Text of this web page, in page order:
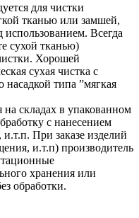
для чистки
тканью или замшей,
Всегда
сухой тканью)
Хорошей
сухая чистка с
типа ”мягкая
на складах в упакованном
с нанесением
При заказе изделий
и.т.п) производитель
хранения или
обработки.